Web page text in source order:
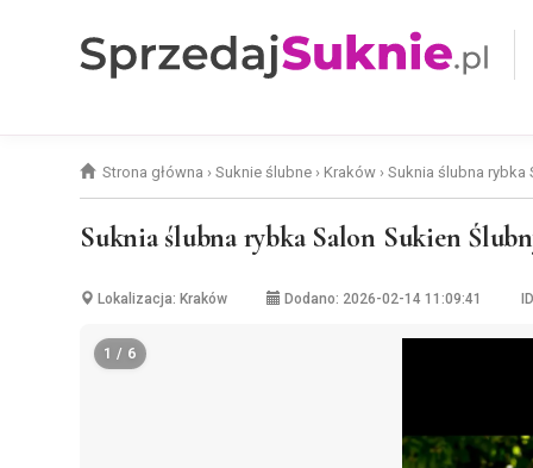
Strona główna › Suknie ślubne › Kraków › Suknia ślubna rybka
Suknia ślubna rybka Salon Sukien
Lokalizacja: Kraków Dodano: 2026-02-14 11:09:41
1 / 6